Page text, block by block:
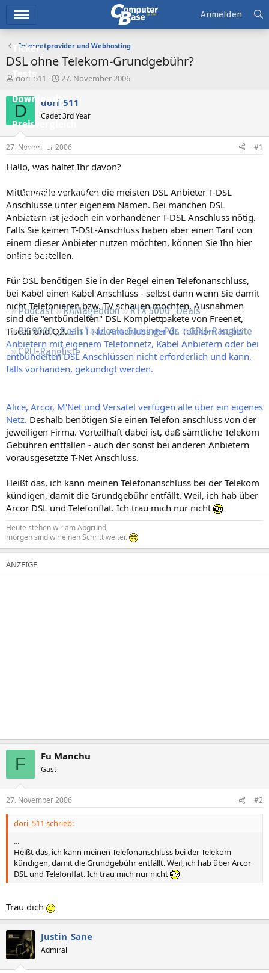
Ticker
Tests
Downloads
Preisvergleich
Forum
Aktuelles
Empfohlene Inhalte
Neue Beiträge
Neueste Aktivitäten
Leserartikel
Regeln
Podcast RAMageddon
RTX 5000 „Deals“
RX 9000 „Deals“
Ideale Gaming-PCs
GPU-Rangliste
CPU-Rangliste
Anmelden
Internetprovider und Webhosting
DSL ohne Telekom-Grundgebühr?
E
s
e
e
r
dori_511
E
s
t
e
l
t
a
27. November 2006
D dori_511
Cadet 3rd Year
27. November 2006 #1
Hallo, was haltet Ihr davon?
Mittlerweile verkaufen die meisten DSL Anbieter T-DSL
Anschlüsse unter eigenem Namen. Bei manchen DSL
Anbietern ist jedoch ein vorhandener T-DSL Anschluss nötig.
Falls Sie keinen T-DSL-Anschluss haben aber einen Tarif von
einem dieser Anbieter nutzen möchten, können Sie Ihn hier
online bestellen.
Für DSL benötigen Sie in der Regel einen Telefonanschluss,
bei Kabel einen Kabel Anschluss - selbst dann wenn Sie damit
nicht Telefonieren bzw. TV schauen möchten. Ausnahmen
sind die "entbündelten" DSL Komplettpakete von Freenet,
Tiscali und O2.Ein T-Net Anschluss der dt. Telekom ist bei
Anbietern mit eigenem Telefonnetz, Kabel Anbietern oder bei
entbündelten DSL Anschlüssen nicht erforderlich und kann,
falls vorhanden, gekündigt werden.
Alice, Arcor, M'Net und Versatel verfügen alle über ein eigenes
Netz. Deshalb benötigen Sie einen Telefon anschluss von der
jeweiligen Firma. Vorteilhaft dabei ist, daß sämtliche Telekom
Gebühren entfallen - auch der sonst bei anderen Anbietern
vorausgesetzte T-Net Anschluss.
Heißt das, ich kann meinen Telefonanschluss bei der Telekom
kündigen, damit die Grundgebühr entfällt. Weil, ich hab über
Arcor DSL und Telefonflat. Ich trau mich nur nicht
Heute stehen wir am Abgrund,
morgen sind wir einen Schritt weiter.
F Fu Manchu
Gast
27. November 2006 #2
dori_511 schrieb:
...
Heißt das, ich kann meinen Telefonanschluss bei der Telekom
kündigen, damit die Grundgebühr entfällt. Weil, ich hab über Arcor
DSL und Telefonflat. Ich trau mich nur nicht
Trau dich
Justin_Sane
Admiral